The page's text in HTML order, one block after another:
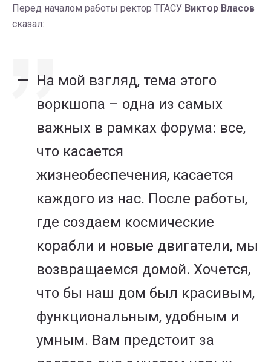
Перед началом работы ректор ТГАСУ Виктор Власов
сказал:
На мой взгляд, тема этого
воркшопа – одна из самых
важных в рамках форума: все,
что касается
жизнеобеспечения, касается
каждого из нас. После работы,
где создаем космические
корабли и новые двигатели, мы
возвращаемся домой. Хочется,
что бы наш дом был красивым,
функциональным, удобным и
умным. Вам предстоит за